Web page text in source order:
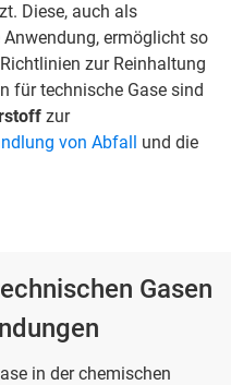
Diese, auch als
Anwendung, ermöglicht so
zur Reinhaltung
für technische Gase sind
zur
von Abfall und die
Gasen
in der chemischen